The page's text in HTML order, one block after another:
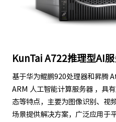
KunTai A722推理型AI
基于华为鲲鹏920处理器和昇腾
ARM 人工智能计算服务器 ，具
态等特点，主要为图像识别、视
场景提供解决方案，广泛应用于